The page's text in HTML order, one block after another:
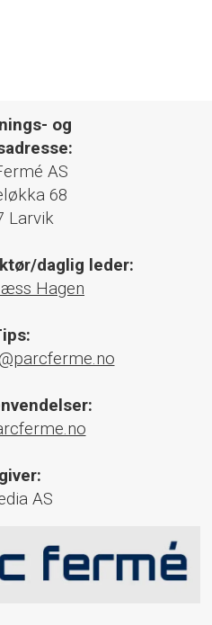
og
AS
68
Larvik
daglig leder:
Hagen
AS